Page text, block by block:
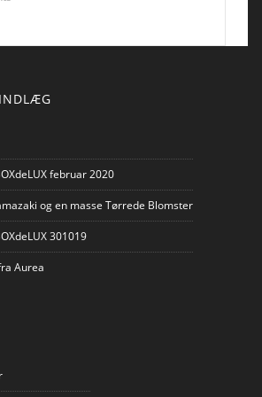
februar 2020
og en masse Tørrede Blomster
301019
Aurea